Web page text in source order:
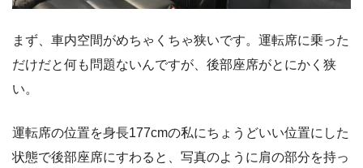
まず、車内空間がめちゃくちゃ狭いです。運転席に乗った
だけだと何も問題ないんですが、後部座席がとにかく狭
い。
運転席の位置を身長177cmの私にちょうどいい位置にした
状態で後部座席にすわると、写真のように肩の部分を持っ